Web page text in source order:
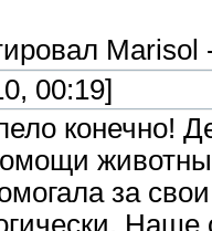
Marisol
00:19]
конечно!
за